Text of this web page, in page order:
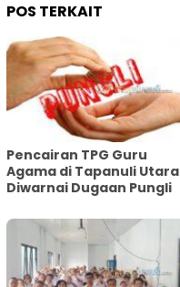
POS TERKAIT
Pencairan TPG Guru
Agama di Tapanuli Utara
Diwarnai Dugaan Pungli